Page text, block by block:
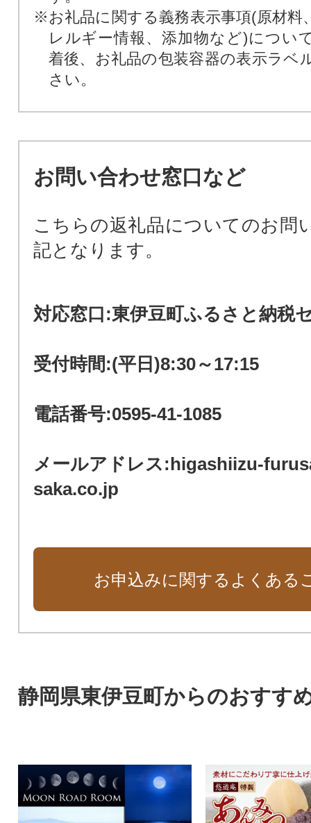
※お礼品に関する義務表示事項(原材料
レルギー情報、添加物など)につい
着後、お礼品の包装容器の表示ラベ
さい。
お問い合わせ窓口など
こちらの返礼品についてのお問
記となります。
対応窓口:東伊豆町ふるさと納税
受付時間:(平日)8:30～17:15
電話番号:0595-41-1085
メールアドレス:higashiizu-
saka.co.jp
お申込みに関するよくある
静岡県東伊豆町からのおすす